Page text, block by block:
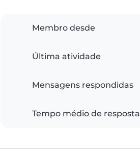
Membro desde
Última atividade
Mensagens respondidas
Tempo médio de resposta